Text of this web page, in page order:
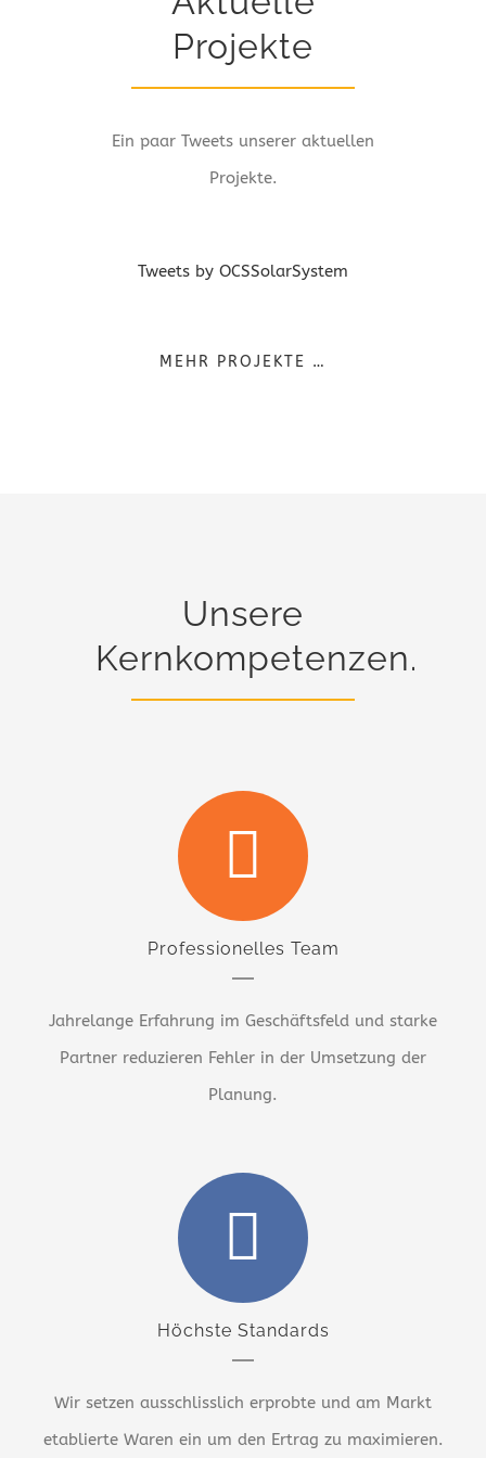
Projekte
Ein paar Tweets unserer aktuellen
Projekte.
Tweets by OCSSolarSystem
MEHR PROJEKTE …
Unsere
Kernkompetenzen.
Professionelles Team
Jahrelange Erfahrung im Geschäftsfeld und starke
Partner reduzieren Fehler in der Umsetzung der
Planung.
Höchste Standards
Wir setzen ausschlisslich erprobte und am Markt
etablierte Waren ein um den Ertrag zu maximieren.